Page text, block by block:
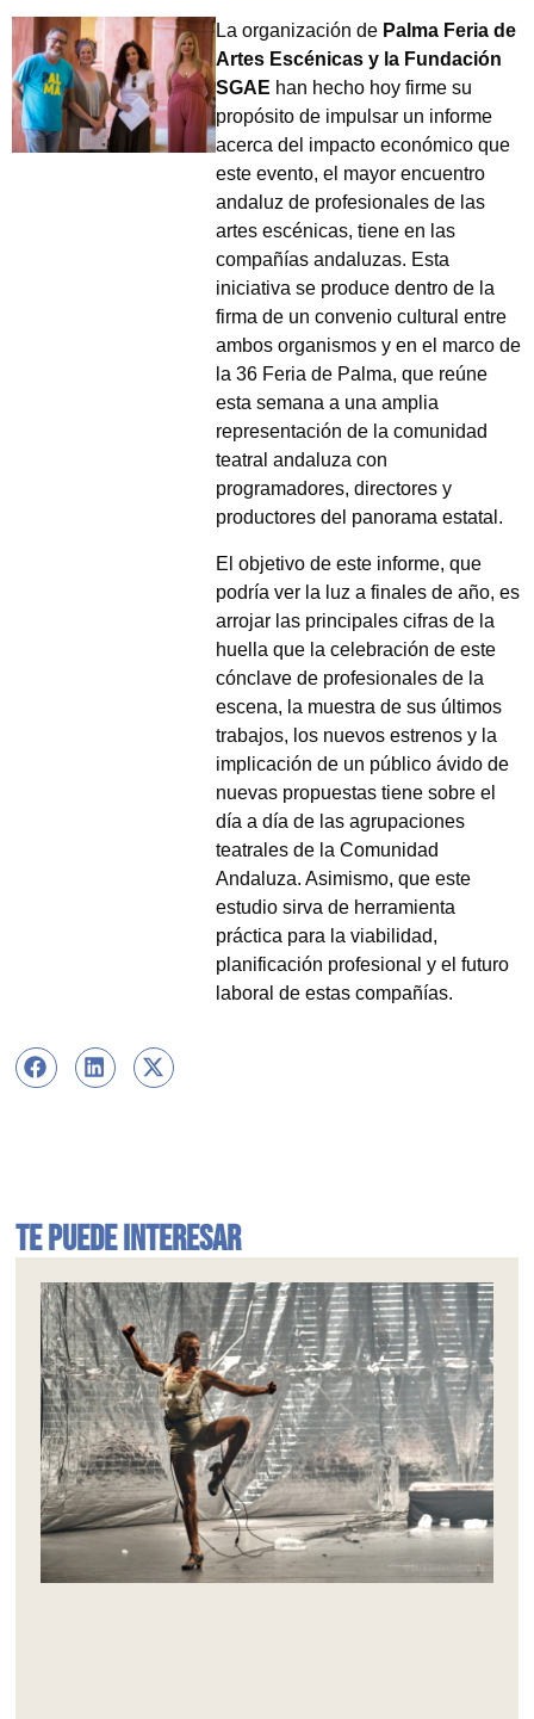
La organización de Palma Feria de
Artes Escénicas y la Fundación
SGAE han hecho hoy firme su
propósito de impulsar un informe
acerca del impacto económico que
este evento, el mayor encuentro
andaluz de profesionales de las
artes escénicas, tiene en las
compañías andaluzas. Esta
iniciativa se produce dentro de la
firma de un convenio cultural entre
ambos organismos y en el marco de
la 36 Feria de Palma, que reúne
esta semana a una amplia
representación de la comunidad
teatral andaluza con
programadores, directores y
productores del panorama estatal.
El objetivo de este informe, que
podría ver la luz a finales de año, es
arrojar las principales cifras de la
huella que la celebración de este
cónclave de profesionales de la
escena, la muestra de sus últimos
trabajos, los nuevos estrenos y la
implicación de un público ávido de
nuevas propuestas tiene sobre el
día a día de las agrupaciones
teatrales de la Comunidad
Andaluza. Asimismo, que este
estudio sirva de herramienta
práctica para la viabilidad,
planificación profesional y el futuro
laboral de estas compañías.
Te puede interesar